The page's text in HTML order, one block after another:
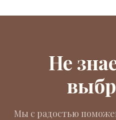
Не
Мы с радостью